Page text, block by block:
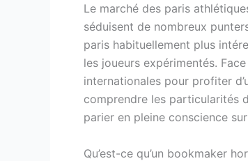
Le marché des paris
séduisent de nombreux
paris habituellement plus
les joueurs expérimentés.
internationales pour profiter
comprendre les particularités
parier en pleine conscience
Qu’est-ce qu’un bookmaker